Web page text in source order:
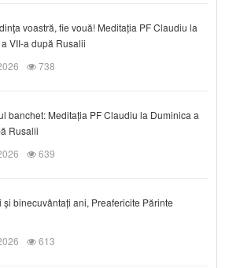
voastră, fie vouă! Meditația PF Claudiu la
VII-a după Rusalii
738
banchet: Meditația PF Claudiu la Duminica a
Rusalii
639
și binecuvântați ani, Preafericite Părinte
613